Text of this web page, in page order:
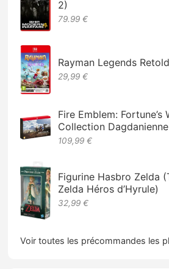
2)
79.99 €
Rayman Legends
29,99 €
Fire Emblem: Fortune’s
Collection Dagdanienne
109,99 €
Figurine Hasbro Zelda
Zelda Héros d’Hyrule)
32,99 €
Voir toutes les précommandes les